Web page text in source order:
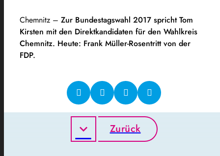
Chemnitz – Zur Bundestagswahl 2017 spricht Tom
Kirsten mit den Direktkandidaten für den Wahlkreis
Chemnitz. Heute: Frank Müller-Rosentritt von der
FDP.
Zurück